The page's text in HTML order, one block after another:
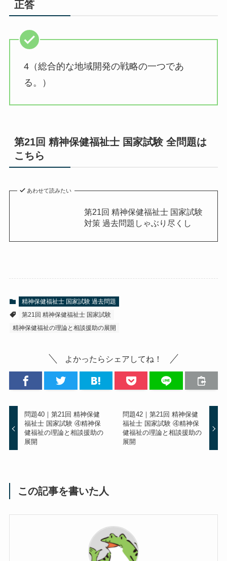
正答
4（総合的な地域開発の戦略の一つであ
る。）
第21回 精神保健福祉士 国家試験 全問題は
こちら
あわせて読みたい
第21回 精神保健福祉士 国家試験
対策 過去問題しゃぶり尽くし
精神保健福祉士 国家試験 過去問題
第21回 精神保健福祉士 国家試験
精神保健福祉の理論と相談援助の展開
よかったらシェアしてね！
問題40｜第21回 精神保健
福祉士 国家試験 ④精神保
健福祉の理論と相談援助の
展開
問題42｜第21回 精神保健
福祉士 国家試験 ④精神保
健福祉の理論と相談援助の
展開
この記事を書いた人